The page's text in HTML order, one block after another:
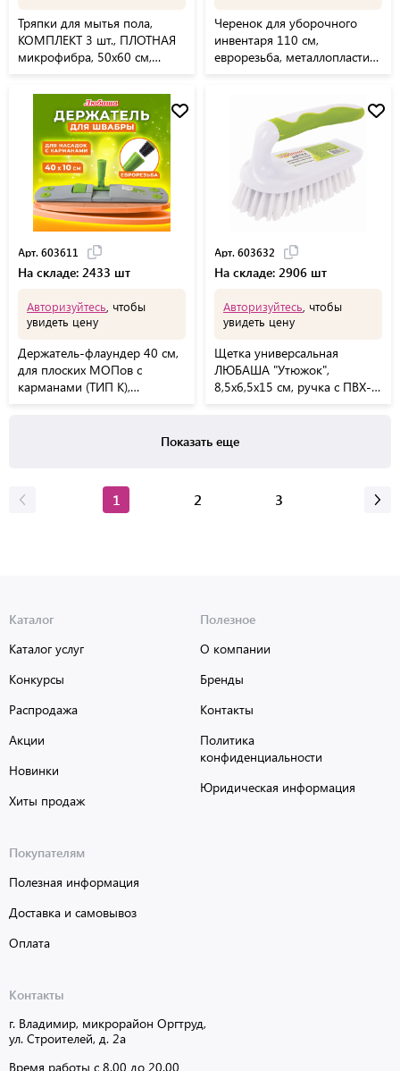
Тряпки для мытья пола,
КОМПЛЕКТ 3 шт., ПЛОТНАЯ
микрофибра, 50х60 см,
"ПЛЮС", 603944
Черенок для уборочного
инвентаря 110 см,
еврорезьба, металлопластик
Арт. 603611
На складе: 2433 шт
Авторизуйтесь , чтобы
увидеть цену
Держатель-флаундер 40 см,
для плоских МОПов с
карманами (ТИП К),
Арт. 603632
На складе: 2906 шт
Авторизуйтесь , чтобы
увидеть цену
Щетка универсальная
ЛЮБАША "Утюжок",
8,5х6,5х15 см, ручка с ПВХ-
Показать еще
1 2 3
Каталог
Каталог услуг
Конкурсы
Распродажа
Акции
Новинки
Хиты продаж
Полезное
О компании
Бренды
Контакты
Политика
конфиденциальности
Юридическая информация
Покупателям
Полезная информация
Доставка и самовывоз
Оплата
Контакты
г. Владимир, микрорайон Оргтруд,
ул. Строителей, д. 2а
Время работы с 8.00 до 20.00